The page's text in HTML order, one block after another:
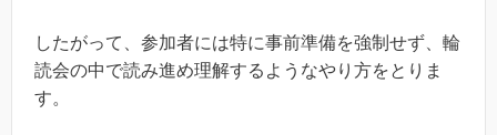
したがって、参加者には特に事前準備を強制せず、輪
読会の中で読み進め理解するようなやり方をとりま
す。